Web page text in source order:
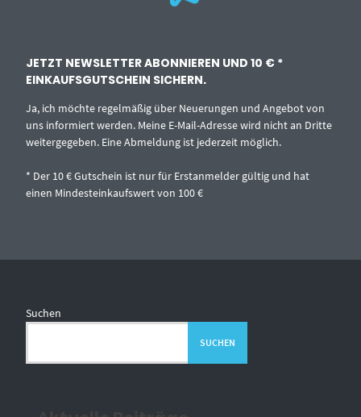
JETZT NEWSLETTER ABONNIEREN UND 10 € *
EINKAUFSGUTSCHEIN SICHERN.
Ja, ich möchte regelmäßig über Neuerungen und Angebot von
uns informiert werden. Meine E-Mail-Adresse wird nicht an Dritte
weitergegeben. Eine Abmeldung ist jederzeit möglich.
* Der 10 € Gutschein ist nur für Erstanmelder gültig und hat
einen Mindesteinkaufswert von 100 €
Suchen
SUCHEN